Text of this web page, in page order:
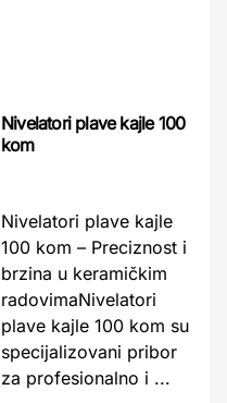
Nivelatori plave kajle 100
kom
Nivelatori plave kajle
100 kom – Preciznost i
brzina u keramičkim
radovimaNivelatori
plave kajle 100 kom su
specijalizovani pribor
za profesionalno i ...